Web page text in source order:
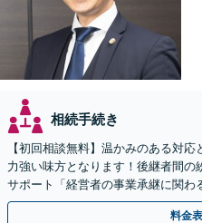
相続手続き
【初回相談無料】温かみのある対
力強い味方となります！後継者間の
サポート「経営者の事業承継に関わ
の名義変更など、事業承継特有の資
料金